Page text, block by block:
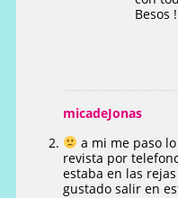
Besos !
micadeJonas
a mi me paso
revista por
estaba en las
gustado salir en